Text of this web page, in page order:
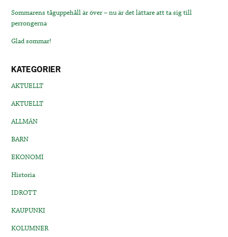
Sommarens tåguppehåll är över – nu är det lättare att ta sig till
perrongerna
Glad sommar!
KATEGORIER
AKTUELLT
AKTUELLT
ALLMÄN
BARN
EKONOMI
Historia
IDROTT
KAUPUNKI
KOLUMNER